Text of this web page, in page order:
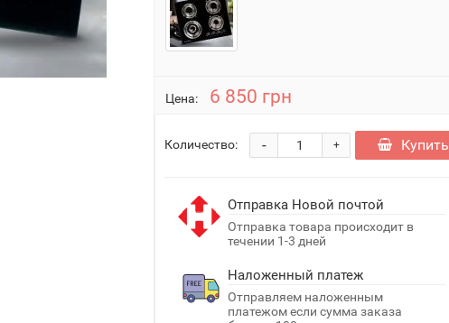
Цена: 6 850 грн
Количество: +
- Купить
Отправка Новой почтой
Отправка товара происходит в
течении 1-3 дней
Наложенный платеж
Отправляем наложенным
платежом если сумма заказа